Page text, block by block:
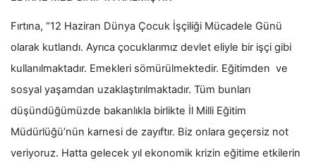
Fırtına, “12 Haziran Dünya Çocuk İşçiliği Mücadele Günü
olarak kutlandı. Ayrıca çocuklarımız devlet eliyle bir işçi gibi
kullanılmaktadır. Emekleri sömürülmektedir. Eğitimden ve
sosyal yaşamdan uzaklaştırılmaktadır. Tüm bunları
düşündüğümüzde bakanlıkla birlikte İl Milli Eğitim
Müdürlüğü’nün karnesi de zayıftır. Biz onlara geçersiz not
veriyoruz. Hatta gelecek yıl ekonomik krizin eğitime etkilerin